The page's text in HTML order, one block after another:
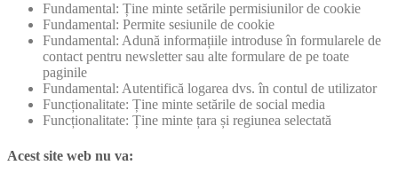
Fundamental: Ține minte setările permisiunilor de cookie
Fundamental: Permite sesiunile de cookie
Fundamental: Adună informațiile introduse în formularele de
contact pentru newsletter sau alte formulare de pe toate
paginile
Fundamental: Autentifică logarea dvs. în contul de utilizator
Funcționalitate: Ține minte setările de social media
Funcționalitate: Ține minte țara și regiunea selectată
Acest site web nu va: